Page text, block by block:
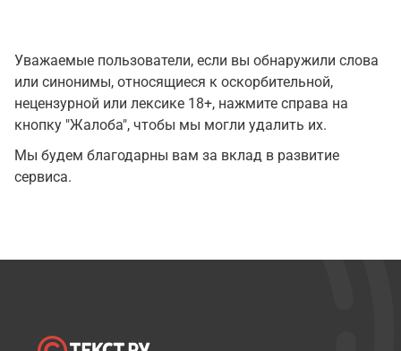
Уважаемые пользователи, если вы обнаружили слова
или синонимы, относящиеся к оскорбительной,
нецензурной или лексике 18+, нажмите справа на
кнопку "Жалоба", чтобы мы могли удалить их.
Мы будем благодарны вам за вклад в развитие
сервиса.